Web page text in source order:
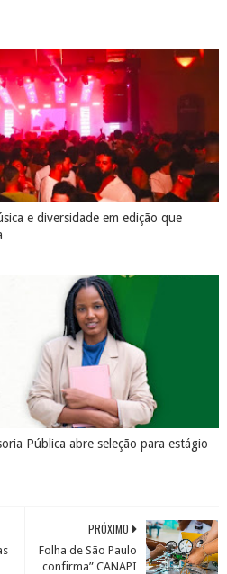
e diversidade em edição que
Pública abre seleção para estágio
PRÓXIMO
Folha de São Paulo
confirma” CANAPI